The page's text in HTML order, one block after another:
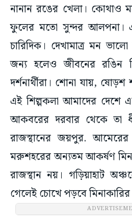
নানান রঙের খেলা। কোথাও
ফুলের মতো সুন্দর আলপনা।
চারিদিক। দেখামাত্র মন
জন্য হলেও জীবনের রঙিন
দর্শনার্থীরা। শোনা যায়,
এই শিল্পকলা আমাদের দেশে
আকবরের দরবার থেকে তা
রাজস্থানের জয়পুর.
মরুশহরের অন্যতম আকর্ষণ
রাজস্থান নয়। গড়িয়াহাট
গেলেই চোখে পড়বে মিনাকারির